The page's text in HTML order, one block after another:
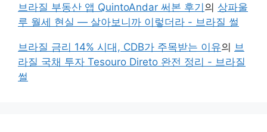
브라질 부동산 앱 QuintoAndar 써본 후기의 상파울
루 월세 현실 — 살아보니까 이렇더라 - 브라질 썰
브라질 금리 14% 시대, CDB가 주목받는 이유의 브
라질 국채 투자 Tesouro Direto 완전 정리 - 브라질
썰